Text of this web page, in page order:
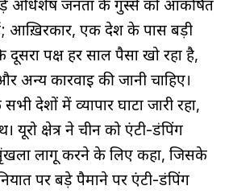
अधिशेष जनता के गुस्से को आकर्षित
आख़िरकार, एक देश के पास बड़ी
दूसरा पक्ष हर साल पैसा खो रहा है,
अन्य कार्रवाई की जानी चाहिए।
देशों में व्यापार घाटा जारी रहा,
यूरो क्षेत्र ने चीन को एंटी-डंपिंग
लागू करने के लिए कहा, जिसके
पर बड़े पैमाने पर एंटी-डंपिंग